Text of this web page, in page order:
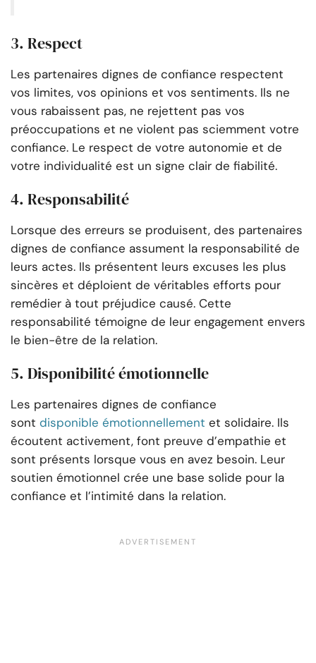
3. Respect
Les partenaires dignes de confiance respectent
vos limites, vos opinions et vos sentiments. Ils ne
vous rabaissent pas, ne rejettent pas vos
préoccupations et ne violent pas sciemment votre
confiance. Le respect de votre autonomie et de
votre individualité est un signe clair de fiabilité.
4. Responsabilité
Lorsque des erreurs se produisent, des partenaires
dignes de confiance assument la responsabilité de
leurs actes. Ils présentent leurs excuses les plus
sincères et déploient de véritables efforts pour
remédier à tout préjudice causé. Cette
responsabilité témoigne de leur engagement envers
le bien-être de la relation.
5. Disponibilité émotionnelle
Les partenaires dignes de confiance
sont disponible émotionnellement et solidaire. Ils
écoutent activement, font preuve d’empathie et
sont présents lorsque vous en avez besoin. Leur
soutien émotionnel crée une base solide pour la
confiance et l’intimité dans la relation.